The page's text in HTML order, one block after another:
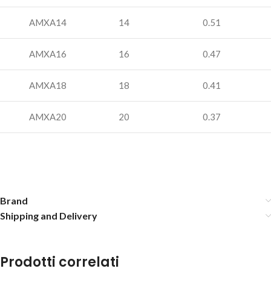
COLMIC NUCLEAR WB958 – Amo N°-18
2,80€ 6 disponibili
AMXA14 14 0.51
AMXA16 16 0.47
AMXA18 18 0.41
AMXA20 20 0.37
Brand
Shipping and Delivery
Prodotti correlati